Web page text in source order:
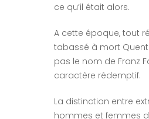
ce qu’il était alors.
A cette époque, tout
tabassé à mort
pas le nom de Franz
caractère rédemptif.
La distinction entre
hommes et femmes